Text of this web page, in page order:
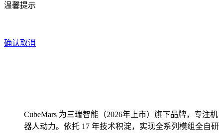
温馨提示
确认取消
CubeMars 为三瑞智能（2026年上市）旗下品牌，专注机
器人动力。依托 17 年技术积淀，实现全系列模组全自研